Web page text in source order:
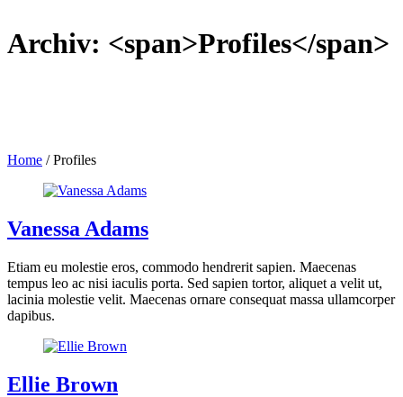
Archiv: <span>Profiles</span>
Home /Profiles
Vanessa Adams
Etiam eu molestie eros, commodo hendrerit sapien. Maecenas
tempus leo ac nisi iaculis porta. Sed sapien tortor, aliquet a velit ut,
lacinia molestie velit. Maecenas ornare consequat massa ullamcorper
dapibus.
Ellie Brown